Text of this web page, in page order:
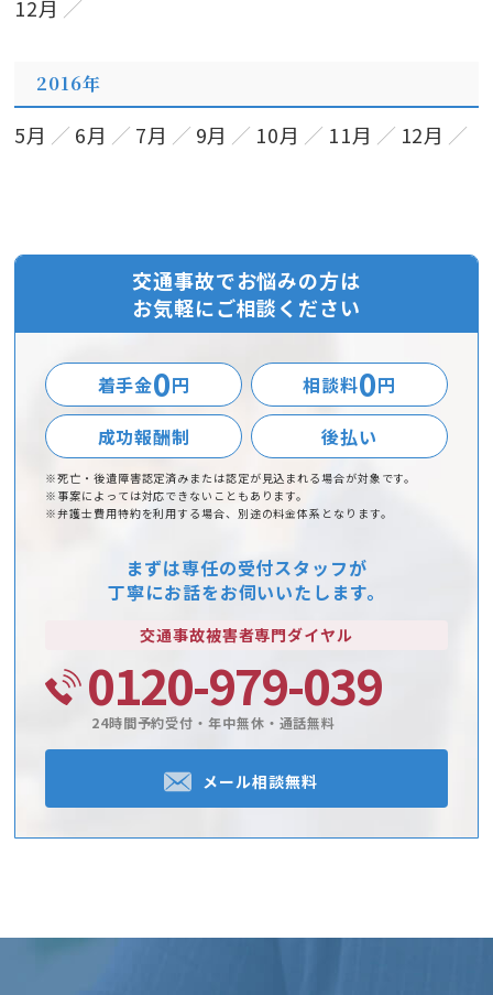
12月
2016年
5月 6月 7月 9月 10月 11月 12月
交通事故でお悩みの方は
お気軽にご相談ください
着手金0円 相談料0円
成功報酬制
後払い
※死亡・後遺障害認定済みまたは認定が見込まれる場合が対象です。
※事案によっては対応できないこともあります。
※弁護士費用特約を利用する場合、別途の料金体系となります。
まずは専任の受付スタッフが
丁寧にお話をお伺いいたします。
交通事故被害者専門ダイヤル
0120-979-039
24時間予約受付・年中無休・通話無料
メール相談無料